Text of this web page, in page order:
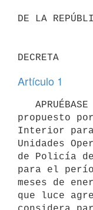
DE LA
Artículo 1
propuesto
Interior para
Unidades
de Policía de
para el
meses de
que luce